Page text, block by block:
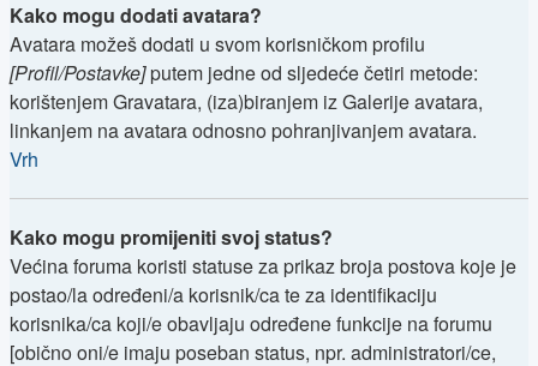
Kako mogu dodati avatara?
Avatara možeš dodati u svom korisničkom profilu
[Profil/Postavke]putem jedne od sljedeće četiri metode:
korištenjem Gravatara, (iza)biranjem iz Galerije avatara,
linkanjem na avatara odnosno pohranjivanjem avatara.
Vrh
Kako mogu promijeniti svoj status?
Većina foruma koristi statuse za prikaz broja postova koje je
postao/la određeni/a korisnik/ca te za identifikaciju
korisnika/ca koji/e obavljaju određene funkcije na forumu
[obično oni/e imaju poseban status, npr. administratori/ce,